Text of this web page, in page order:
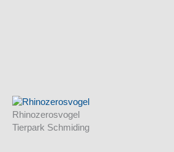
Rhinozerosvogel
Tierpark Schmiding